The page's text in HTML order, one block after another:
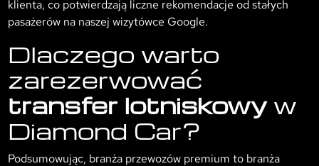
klienta, co potwierdzają liczne rekomendacje od stałych
pasażerów na naszej wizytówce Google.
Dlaczego warto
zarezerwować
transfer lotniskowyw
Diamond Car?
Podsumowując, branża przewozów premium to branża